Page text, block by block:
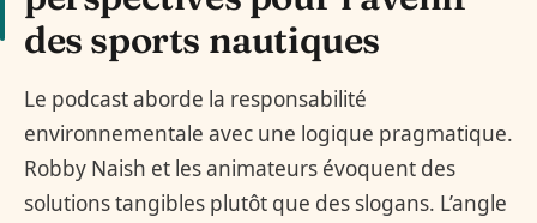
des sports nautiques
Le podcast aborde la responsabilité
environnementale avec une logique pragmatique.
Robby Naish et les animateurs évoquent des
solutions tangibles plutôt que des slogans. L’angle